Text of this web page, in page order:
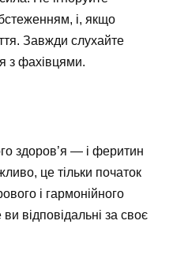
і, якщо
Завжди слухайте
з фахівцями.
здоров’я — і феритин
це тільки початок
і гармонійного
відповідальні за своє